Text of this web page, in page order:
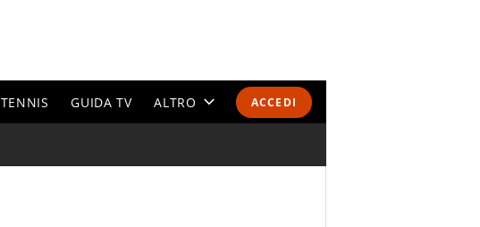
ACCEDI
TENNIS GUIDA TV ALTRO